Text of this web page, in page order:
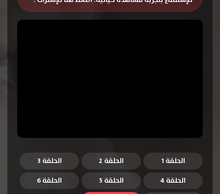
الحلقة 1 الحلقة 2
الحلقة 3
الحلقة 4
الحلقة 5 الحلقة 6